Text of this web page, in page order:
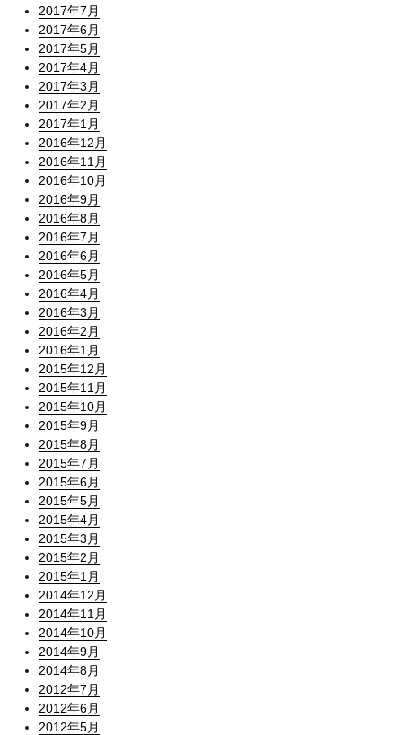
2017年7月
2017年6月
2017年5月
2017年4月
2017年3月
2017年2月
2017年1月
2016年12月
2016年11月
2016年10月
2016年9月
2016年8月
2016年7月
2016年6月
2016年5月
2016年4月
2016年3月
2016年2月
2016年1月
2015年12月
2015年11月
2015年10月
2015年9月
2015年8月
2015年7月
2015年6月
2015年5月
2015年4月
2015年3月
2015年2月
2015年1月
2014年12月
2014年11月
2014年10月
2014年9月
2014年8月
2012年7月
2012年6月
2012年5月